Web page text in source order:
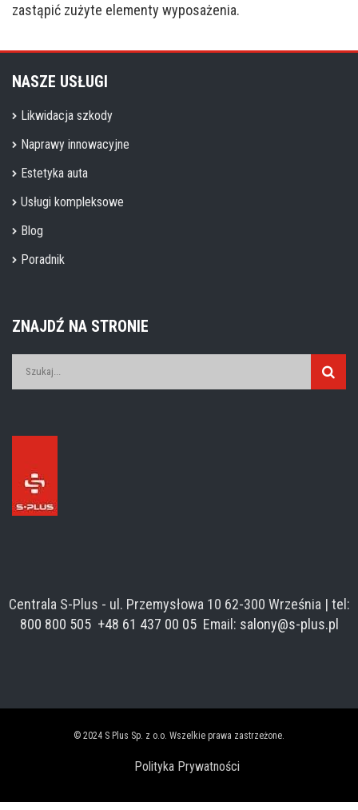
zastąpić zużyte elementy wyposażenia.
NASZE USŁUGI
Likwidacja szkody
Naprawy innowacyjne
Estetyka auta
Usługi kompleksowe
Blog
Poradnik
ZNAJDŹ NA STRONIE
Centrala S-Plus - ul. Przemysłowa 10 62-300 Września | tel:
800 800 505 +48 61 437 00 05Email: salony@s-plus.pl
© 2024 S Plus Sp. z o.o. Wszelkie prawa zastrzeżone.
Polityka Prywatności